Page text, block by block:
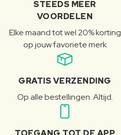
STEEDS MEER
VOORDELEN
Elke maand tot wel 20% korting
op jouw favoriete merk
GRATIS VERZENDING
Op alle bestellingen. Altijd.